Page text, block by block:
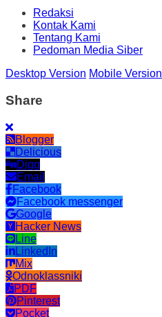
Redaksi
Kontak Kami
Tentang Kami
Pedoman Media Siber
Desktop Version Mobile Version
Share
Blogger
Delicious
Digg
Email
Facebook
Facebook messenger
Google
Hacker News
Line
LinkedIn
Mix
Odnoklassniki
PDF
Pinterest
Pocket